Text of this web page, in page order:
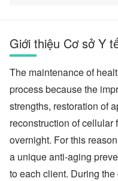
Giới thiệu Cơ sở Y
The maintenance of
process because the
strengths, restoration of
reconstruction of cellular
overnight. For this
a unique anti-aging
to each client. During